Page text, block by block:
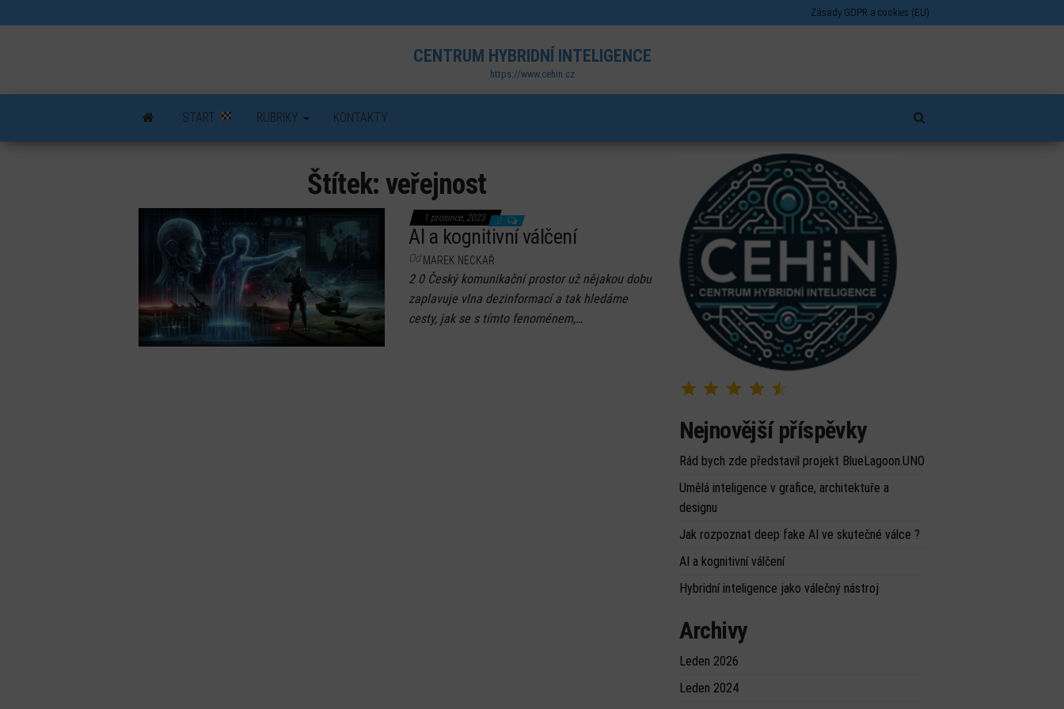
to
Zásady GDPR a cookies (EU)
CENTRUM HYBRIDNÍ INTELIGENCE
https://www.cehin.cz
START RUBRIKY KONTAKTY
Štítek: veřejnost
1 prosince, 2023 0
AI a kognitivní válčení
Od MAREK NECKAŘ
2 0 Český komunikační prostor už nějakou dobu
zaplavuje vlna dezinformací a tak hledáme
cesty, jak se s tímto fenoménem,…
Nejnovější příspěvky
Rád bych zde představil projekt BlueLagoon.UNO
Umělá inteligence v grafice, architektuře a
designu
Jak rozpoznat deep fake AI ve skutečné válce ?
AI a kognitivní válčení
Hybridní inteligence jako válečný nástroj
Archivy
Leden 2026
Leden 2024